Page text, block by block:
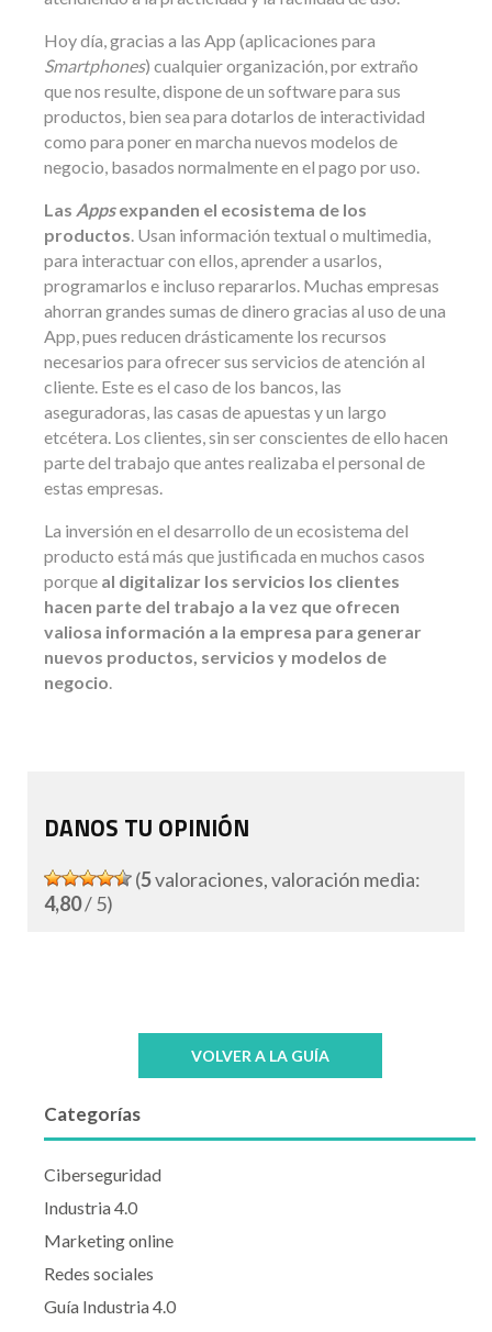
Hoy día, gracias a las App (aplicaciones para
Smartphones) cualquier organización, por extraño
que nos resulte, dispone de un software para sus
productos, bien sea para dotarlos de interactividad
como para poner en marcha nuevos modelos de
negocio, basados normalmente en el pago por uso.
Las Appsexpanden el ecosistema de los
productos . Usan información textual o multimedia,
para interactuar con ellos, aprender a usarlos,
programarlos e incluso repararlos. Muchas empresas
ahorran grandes sumas de dinero gracias al uso de una
App, pues reducen drásticamente los recursos
necesarios para ofrecer sus servicios de atención al
cliente. Este es el caso de los bancos, las
aseguradoras, las casas de apuestas y un largo
etcétera. Los clientes, sin ser conscientes de ello hacen
parte del trabajo que antes realizaba el personal de
estas empresas.
La inversión en el desarrollo de un ecosistema del
producto está más que justificada en muchos casos
porque al digitalizar los servicios los clientes
hacen parte del trabajo a la vez que ofrecen
valiosa información a la empresa para generar
nuevos productos, servicios y modelos de
negocio
DANOS TU OPINIÓN
(5valoraciones, valoración media:
4,80/ 5)
VOLVER A LA GUÍA
Categorías
Ciberseguridad
Industria 4.0
Marketing online
Redes sociales
Guía Industria 4.0